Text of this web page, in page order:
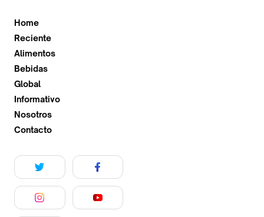
Home
Reciente
Alimentos
Bebidas
Global
Informativo
Nosotros
Contacto